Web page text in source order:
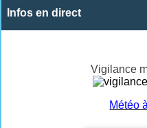
Infos en direct
Vigilance
Météo